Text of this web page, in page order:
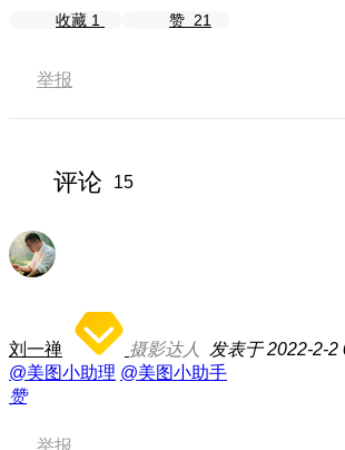
收藏 1 赞 21
举报
评论 15
刘一禅 摄影达人 发表于 2022-2-2
@美图小助理 @美图小助手
赞
举报